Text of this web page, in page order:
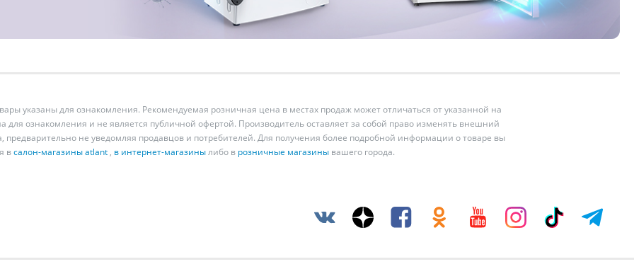
указаны для ознакомления. Рекомендуемая розничная цена в местах продаж может отличаться от указанной на
для ознакомления и не является публичной офертой. Производитель оставляет за собой право изменять внешний
предварительно не уведомляя продавцов и потребителей. Для получения более подробной информации о товаре вы
всалон-магазины atlant , в интернет-магазинылибо в розничные магазины вашего города.